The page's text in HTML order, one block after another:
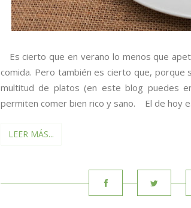
Es cierto que en verano lo menos que
comida. Pero también es cierto que,
multitud de platos (en este blog puedes
permiten comer bien rico y sano. El de hoy
LEER MÁS...